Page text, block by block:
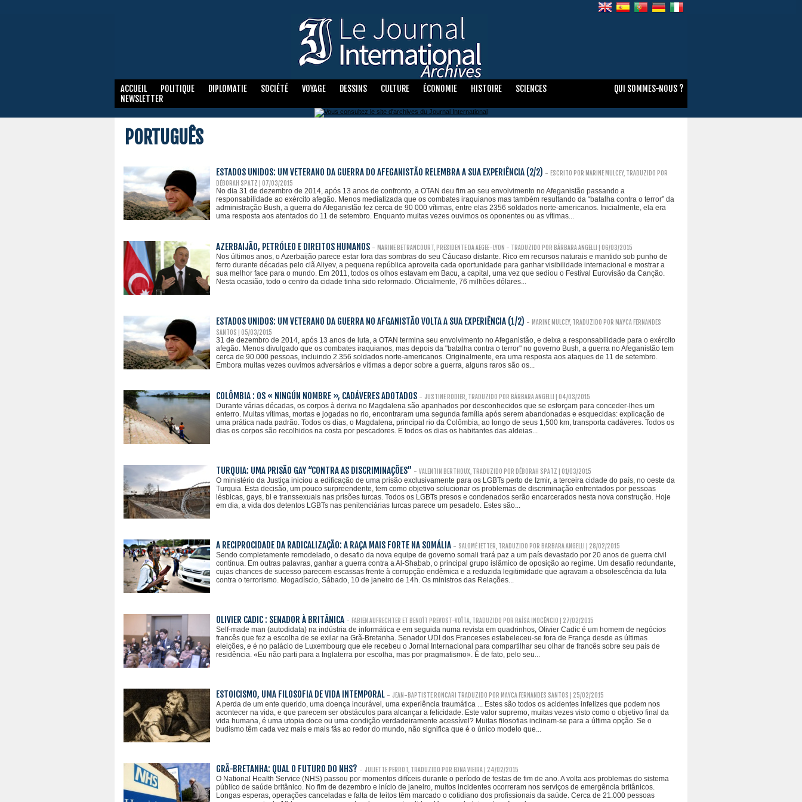
ACCUEIL POLITIQUE DIPLOMATIE SOCIÉTÉ VOYAGE DESSINS CULTURE ÉCONOMIE HISTOIRE
SCIENCES
NEWSLETTER
QUI SOMMES-NOUS ?
PORTUGUÊS
ESTADOS UNIDOS: UM VETERANO DA GUERRA DO AFEGANISTÃO RELEMBRA A SUA EXPERIÊNCIA (2/2) - ESCRITO POR MARINE MULCEY, TRADUZIDO POR
DÉBORAH SPATZ | 07/03/2015
No dia 31 de dezembro de 2014, após 13 anos de confronto, a OTAN deu fim ao seu envolvimento no Afeganistão passando a
responsabilidade ao exército afegão. Menos mediatizada que os combates iraquianos mas também resultando da “batalha contra o terror” da
administração Bush, a guerra do Afeganistão fez cerca de 90 000 vítimas, entre elas 2356 soldados norte-americanos. Inicialmente, ela era
uma resposta aos atentados do 11 de setembro. Enquanto muitas vezes ouvimos os oponentes ou as vítimas...
AZERBAIJÃO, PETRÓLEO E DIREITOS HUMANOS - MARINE BETRANCOURT, PRESIDENTE DA AEGEE-LYON - TRADUZIDO POR BÁRBARA ANGELLI | 06/03/2015
Nos últimos anos, o Azerbaijão parece estar fora das sombras do seu Cáucaso distante. Rico em recursos naturais e mantido sob punho de
ferro durante décadas pelo clã Aliyev, a pequena república aproveita cada oportunidade para ganhar visibilidade internacional e mostrar a
sua melhor face para o mundo. Em 2011, todos os olhos estavam em Bacu, a capital, uma vez que sediou o Festival Eurovisão da Canção.
Nesta ocasião, todo o centro da cidade tinha sido reformado. Oficialmente, 76 milhões dólares...
ESTADOS UNIDOS: UM VETERANO DA GUERRA NO AFGANISTÃO VOLTA A SUA EXPERIÊNCIA (1/2) - MARINE MULCEY, TRADUZIDO POR MAYCA FERNANDES
SANTOS | 05/03/2015
31 de dezembro de 2014, após 13 anos de luta, a OTAN termina seu envolvimento no Afeganistão, e deixa a responsabilidade para o exército
afegão. Menos divulgado que os combates iraquianos, mas depois da "batalha contra o terror" no governo Bush, a guerra no Afeganistão tem
cerca de 90.000 pessoas, incluindo 2.356 soldados norte-americanos. Originalmente, era uma resposta aos ataques de 11 de setembro.
Embora muitas vezes ouvimos adversários e vítimas a depor sobre a guerra, alguns raros são os...
COLÔMBIA : OS « NINGÚN NOMBRE », CADÁVERES ADOTADOS - JUSTINE RODIER, TRADUZIDO POR BÁRBARA ANGELLI | 04/03/2015
Durante várias décadas, os corpos à deriva no Magdalena são apanhados por desconhecidos que se esforçam para conceder-lhes um
enterro. Muitas vítimas, mortas e jogadas no rio, encontraram uma segunda família após serem abandonadas e esquecidas: explicação de
uma prática nada padrão. Todos os dias, o Magdalena, principal rio da Colômbia, ao longo de seus 1,500 km, transporta cadáveres. Todos os
dias os corpos são recolhidos na costa por pescadores. E todos os dias os habitantes das aldeias...
TURQUIA: UMA PRISÃO GAY “CONTRA AS DISCRIMINAÇÕES” - VALENTIN BERTHOUX, TRADUZIDO POR DÉBORAH SPATZ | 01/03/2015
O ministério da Justiça iniciou a edificação de uma prisão exclusivamente para os LGBTs perto de Izmir, a terceira cidade do país, no oeste da
Turquia. Esta decisão, um pouco surpreendente, tem como objetivo solucionar os problemas de discriminação enfrentados por pessoas
lésbicas, gays, bi e transsexuais nas prisões turcas. Todos os LGBTs presos e condenados serão encarcerados nesta nova construção. Hoje
em dia, a vida dos detentos LGBTs nas penitenciárias turcas parece um pesadelo. Estes são...
A RECIPROCIDADE DA RADICALIZAÇÃO: A RAÇA MAIS FORTE NA SOMÁLIA - SALOMÉ IETTER, TRADUZIDO POR BARBARA ANGELLI | 28/02/2015
Sendo completamente remodelado, o desafio da nova equipe de governo somali trará paz a um país devastado por 20 anos de guerra civil
contínua. Em outras palavras, ganhar a guerra contra a Al-Shabab, o principal grupo islâmico de oposição ao regime. Um desafio redundante,
cujas chances de sucesso parecem escassas frente à corrupção endêmica e a reduzida legitimidade que agravam a obsolescência da luta
contra o terrorismo. Mogadíscio, Sábado, 10 de janeiro de 14h. Os ministros das Relações...
OLIVIER CADIC : SENADOR À BRITÂNICA - FABIEN AUFRECHTER ET BENOÎT PREVOST-VOÏTA, TRADUZIDO POR RAÍSA INOCÊNCIO | 27/02/2015
Self-made man (autodidata) na indústria de informática e em seguida numa revista em quadrinhos, Olivier Cadic é um homem de negócios
francês que fez a escolha de se exilar na Grã-Bretanha. Senador UDI dos Franceses estabeleceu-se fora de França desde as últimas
eleições, e é no palácio de Luxembourg que ele recebeu o Jornal Internacional para compartilhar seu olhar de francês sobre seu país de
residência. «Eu não parti para a Inglaterra por escolha, mas por pragmatismo». É de fato, pelo seu...
ESTOICISMO, UMA FILOSOFIA DE VIDA INTEMPORAL - JEAN-BAPTISTE RONCARI TRADUZIDO POR MAYCA FERNANDES SANTOS | 25/02/2015
A perda de um ente querido, uma doença incurável, uma experiência traumática ... Estes são todos os acidentes infelizes que podem nos
acontecer na vida, e que parecem ser obstáculos para alcançar a felicidade. Este valor supremo, muitas vezes visto como o objetivo final da
vida humana, é uma utopia doce ou uma condição verdadeiramente acessível? Muitas filosofias inclinam-se para a última opção. Se o
budismo têm cada vez mais e mais fãs ao redor do mundo, não significa que é o único modelo que...
GRÃ-BRETANHA: QUAL O FUTURO DO NHS? - JULIETTE PERROT, TRADUZIDO POR EDNA VIEIRA | 24/02/2015
O National Health Service (NHS) passou por momentos difíceis durante o período de festas de fim de ano. A volta aos problemas do sistema
público de saúde britânico. No fim de dezembro e início de janeiro, muitos incidentes ocorreram nos serviços de emergência britânicos.
Longas esperas, operações canceladas e falta de leitos têm marcado o cotidiano dos profissionais da saúde. Cerca de 21.000 pessoas